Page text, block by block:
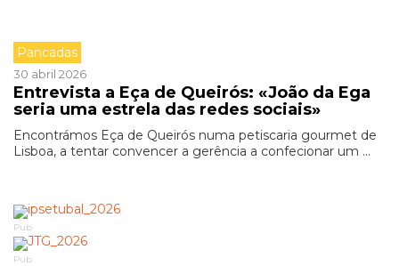
Pancadas
30 abril 2026
Entrevista a Eça de Queirós: «João da Ega
seria uma estrela das redes sociais»
Encontrámos Eça de Queirós numa petiscaria gourmet de
Lisboa, a tentar convencer a gerência a confecionar um ...
Pub
Pub